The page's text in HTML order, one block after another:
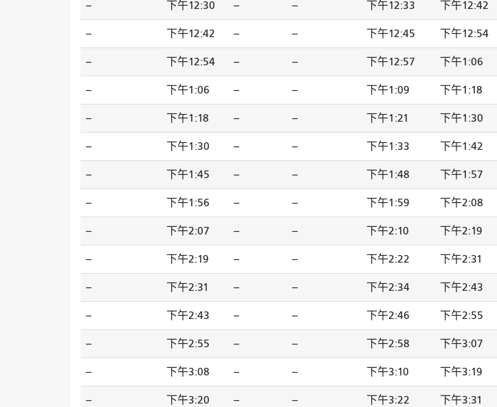
-- 下午12:30 -- -- 下午12:33 下午12:42
-- 下午12:42 -- -- 下午12:45 下午12:54
-- 下午12:54 -- -- 下午12:57 下午1:06
-- 下午1:06 -- -- 下午1:09 下午1:18
-- 下午1:18 -- -- 下午1:21 下午1:30
-- 下午1:30 -- -- 下午1:33 下午1:42
-- 下午1:45 -- -- 下午1:48 下午1:57
-- 下午1:56 -- -- 下午1:59 下午2:08
-- 下午2:07 -- -- 下午2:10 下午2:19
-- 下午2:19 -- -- 下午2:22 下午2:31
-- 下午2:31 -- -- 下午2:34 下午2:43
-- 下午2:43 -- -- 下午2:46 下午2:55
-- 下午2:55 -- -- 下午2:58 下午3:07
-- 下午3:08 -- -- 下午3:10 下午3:19
-- 下午3:20 -- -- 下午3:22 下午3:31